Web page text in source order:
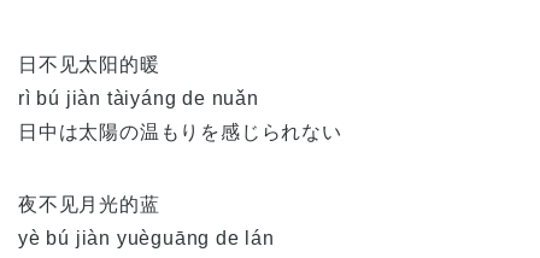
日不见太阳的暖
rì bú jiàn tàiyáng de nuǎn
日中は太陽の温もりを感じられない
夜不见月光的蓝
yè bú jiàn yuèguāng de lán